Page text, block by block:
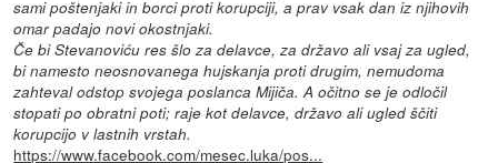
sami poštenjaki in borci proti korupciji, a prav vsak dan iz njihovih
omar padajo novi okostnjaki.
Če bi Stevanoviću res šlo za delavce, za državo ali vsaj za ugled,
bi namesto neosnovanega hujskanja proti drugim, nemudoma
zahteval odstop svojega poslanca Mijiča. A očitno se je odločil
stopati po obratni poti; raje kot delavce, državo ali ugled ščiti
korupcijo v lastnih vrstah.
https://www.facebook.com/mesec.luka/pos...